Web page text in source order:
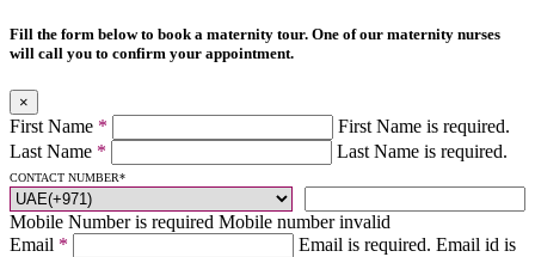
Fill the form below to book a maternity tour. One of our maternity nurses
will call you to confirm your appointment.
×
First Name *
First Name is required.
Last Name * Last Name is required.
CONTACT NUMBER*
Mobile Number is required Mobile number invalid
Email * Email is required. Email id is